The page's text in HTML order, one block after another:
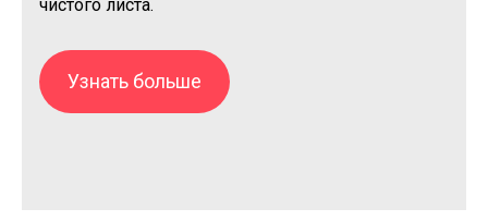
чистого листа.
Узнать больше